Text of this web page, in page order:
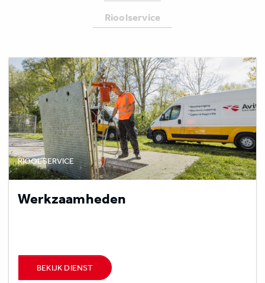
Rioolservice
RIOOLSERVICE
Werkzaamheden
BEKIJK DIENST